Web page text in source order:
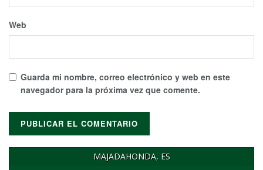
Web
Guarda mi nombre, correo electrónico y web en este
navegador para la próxima vez que comente.
MAJADAHONDA, ES